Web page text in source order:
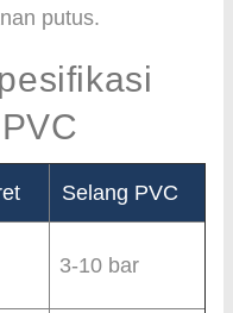
putus.
Selang PVC
3-10 bar